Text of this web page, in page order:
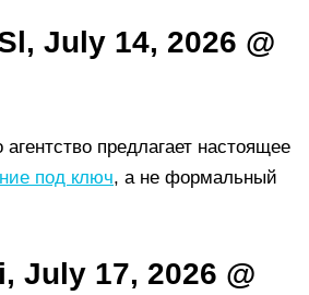
July 14, 2026 @
агентство предлагает настоящее
под ключ, а не формальный
July 17, 2026 @